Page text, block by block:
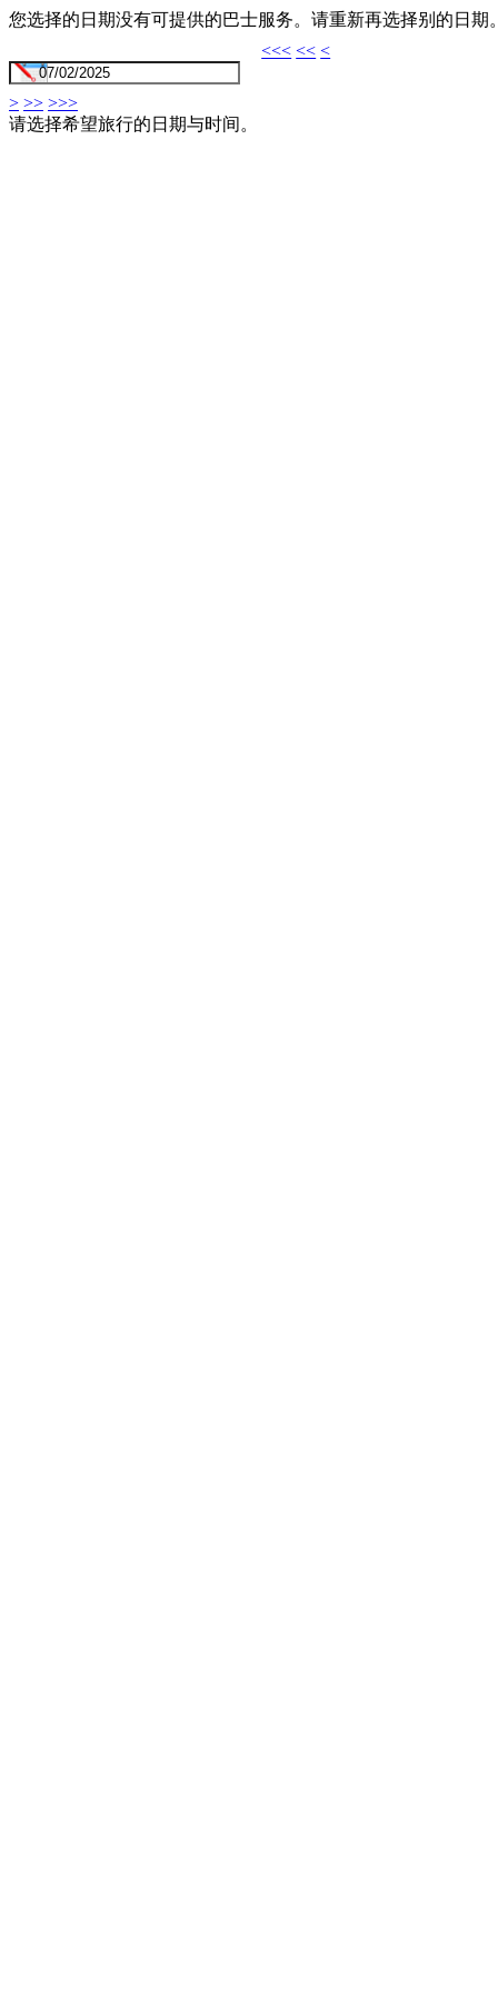
您选择的日期没有可提供的巴士服务。请重新再选择别的日期
<<< << <
> >> >>>
请选择希望旅行的日期与时间。